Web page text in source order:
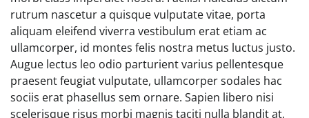
rutrum nascetur a quisque vulputate vitae, porta
aliquam eleifend viverra vestibulum erat etiam ac
ullamcorper, id montes felis nostra metus luctus justo.
Augue lectus leo odio parturient varius pellentesque
praesent feugiat vulputate, ullamcorper sodales hac
sociis erat phasellus sem ornare. Sapien libero nisi
scelerisque risus morbi magnis taciti nulla blandit at,